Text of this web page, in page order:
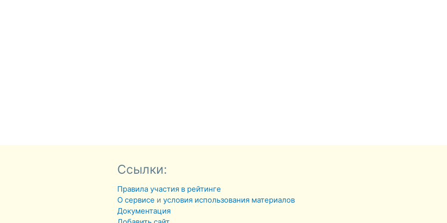
Ссылки:
Правила участия в рейтинге
О сервисе иусловия использования материалов
Документация